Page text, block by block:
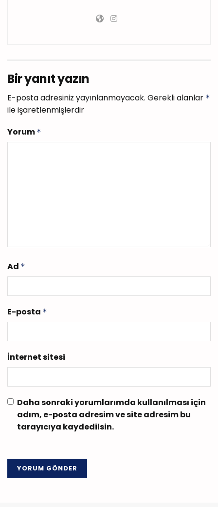
Bir yanıt yazın
E-posta adresiniz yayınlanmayacak. Gerekli alanlar *
ile işaretlenmişlerdir
Yorum *
Ad *
E-posta *
İnternet sitesi
Daha sonraki yorumlarımda kullanılması için
adım, e-posta adresim ve site adresim bu
tarayıcıya kaydedilsin.